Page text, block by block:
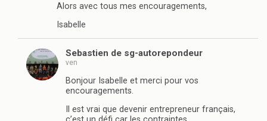
Alors avec tous mes encouragements,
Isabelle
Sebastien de sg-autorepondeur
ven
Bonjour Isabelle et merci pour vos
encouragements.
Il est vrai que devenir entrepreneur français,